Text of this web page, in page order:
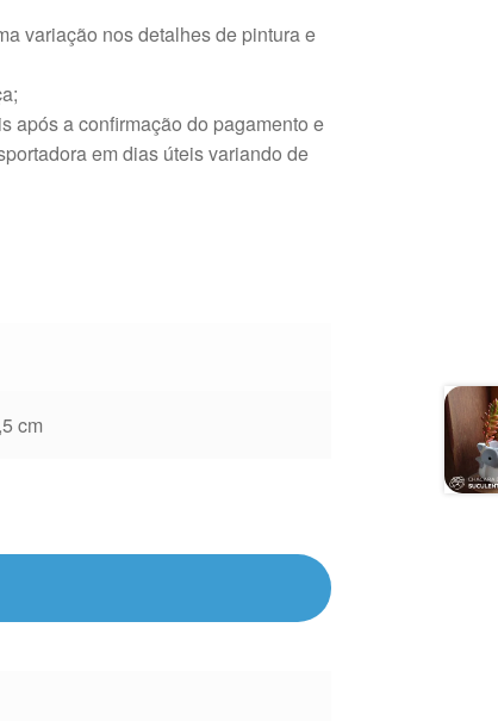
variação nos detalhes de pintura e
após a confirmação do pagamento e
em dias úteis variando de
cm